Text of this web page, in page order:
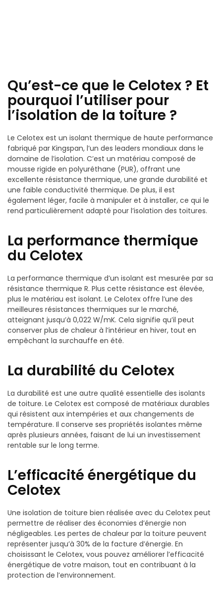
Qu’est-ce que le Celotex ? Et
pourquoi l’utiliser pour
l’isolation de la toiture ?
Le Celotex est un isolant thermique de haute performance
fabriqué par Kingspan, l’un des leaders mondiaux dans le
domaine de l’isolation. C’est un matériau composé de
mousse rigide en polyuréthane (PUR), offrant une
excellente résistance thermique, une grande durabilité et
une faible conductivité thermique. De plus, il est
également léger, facile à manipuler et à installer, ce qui le
rend particulièrement adapté pour l’isolation des toitures.
La performance thermique
du Celotex
La performance thermique d’un isolant est mesurée par sa
résistance thermique R. Plus cette résistance est élevée,
plus le matériau est isolant. Le Celotex offre l’une des
meilleures résistances thermiques sur le marché,
atteignant jusqu’à 0,022 W/mK. Cela signifie qu’il peut
conserver plus de chaleur à l’intérieur en hiver, tout en
empêchant la surchauffe en été.
La durabilité du Celotex
La durabilité est une autre qualité essentielle des isolants
de toiture. Le Celotex est composé de matériaux durables
qui résistent aux intempéries et aux changements de
température. Il conserve ses propriétés isolantes même
après plusieurs années, faisant de lui un investissement
rentable sur le long terme.
L’efficacité énergétique du
Celotex
Une isolation de toiture bien réalisée avec du Celotex peut
permettre de réaliser des économies d’énergie non
négligeables. Les pertes de chaleur par la toiture peuvent
représenter jusqu’à 30% de la facture d’énergie. En
choisissant le Celotex, vous pouvez améliorer l’efficacité
énergétique de votre maison, tout en contribuant à la
protection de l’environnement.